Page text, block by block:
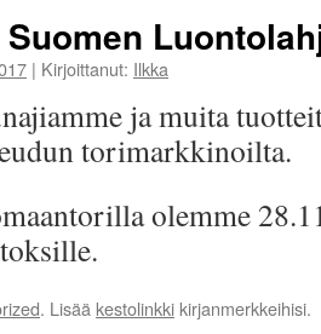
| Kirjoittanut: Ilkka
ja muita
torimarkkinoilta.
olemme
. Lisää kestolinkki kirjanmerkkeihisi.